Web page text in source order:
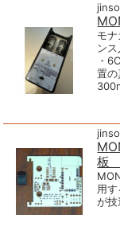
モ
ン
・
置
板
用
が